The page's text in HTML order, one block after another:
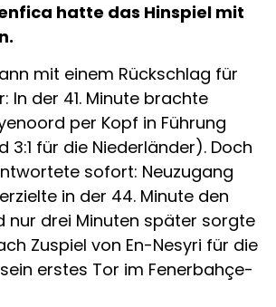
hatte das Hinspiel mit
mit einem Rückschlag für
In der 41. Minute brachte
per Kopf in Führung
3:1 für die Niederländer). Doch
sofort: Neuzugang
in der 44. Minute den
nur drei Minuten später sorgte
Zuspiel von En-Nesyri für die
erstes Tor im Fenerbahçe-